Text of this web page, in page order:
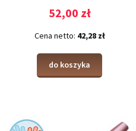
52,00 zł
Cena netto: 42,28 zł
do koszyka